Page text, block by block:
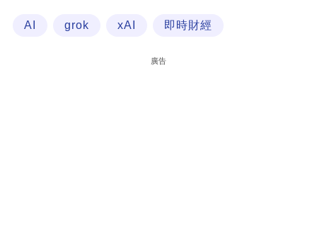
場
AI grok xAI 即時財經
廣告